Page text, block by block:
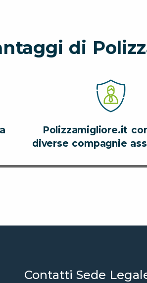
di
Polizzamigliore.it
diverse compagnie
Contatti Sede